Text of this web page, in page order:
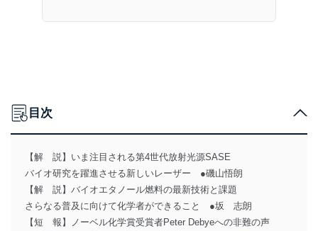
目次
【解 説】いま注目される第4世代放射光源SASE
バイオ研究を躍進させる新しいレーザー ●磯山悟朗
【解 説】バイオエタノール燃料の最新技術と課題
さらなる普及に向けて化学者ができること ●坂 志朗
【短 報】ノーベル化学賞受賞者Peter Debyeへの非難の声